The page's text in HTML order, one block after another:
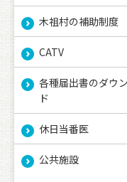
木祖村の補助制度
CATV
各種届出書のダウ
ド
休日当番医
公共施設